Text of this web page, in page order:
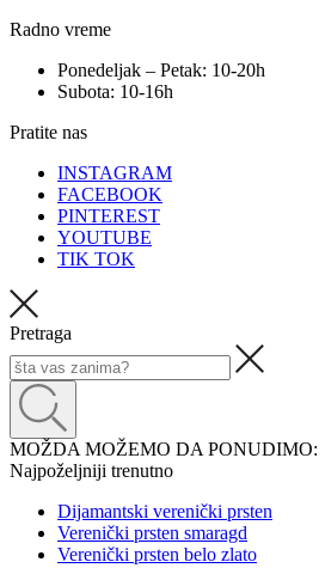
Radno vreme
Ponedeljak – Petak: 10-20h
Subota: 10-16h
Pratite nas
INSTAGRAM
FACEBOOK
PINTEREST
YOUTUBE
TIK TOK
Pretraga
MOŽDA MOŽEMO DA PONUDIMO:
Najpoželjniji trenutno
Dijamantski verenički prsten
Verenički prsten smaragd
Verenički prsten belo zlato